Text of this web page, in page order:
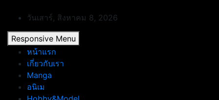
content
วันเสาร์, สิงหาคม 8, 2026
Responsive Menu
หน้าแรก
เกี่ยวกับเรา
Manga
อนิเม